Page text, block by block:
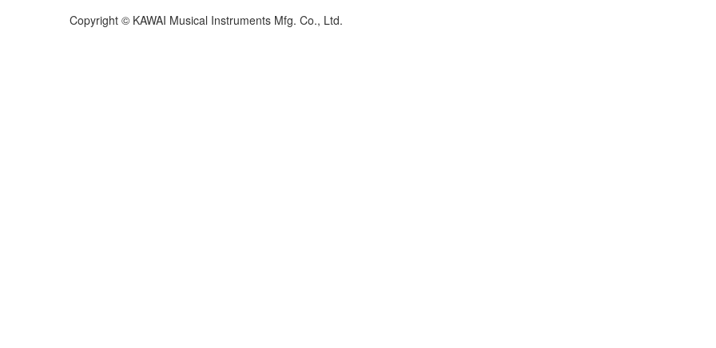
Copyright © KAWAI Musical Instruments Mfg. Co., Ltd.